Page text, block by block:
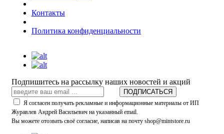
Контакты
Политика конфиденциальности
Подпишитесь на рассылку наших новостей и акций
ПОДПИСАТЬСЯ
Я согласен получать рекламные и информационные материалы от ИП
Журавлев Андрей Васильевич на указанный email.
Вы можете отозвать своё согласие, написав на почту shop@mintstore.ru